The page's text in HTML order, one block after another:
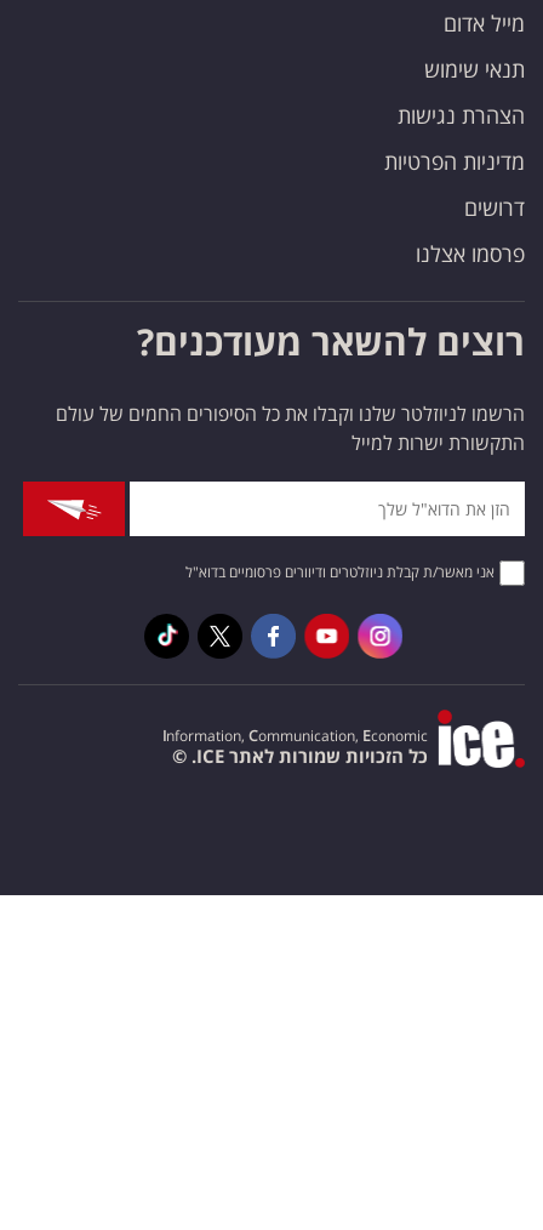
מייל אדום
תנאי שימוש
הצהרת נגישות
מדיניות הפרטיות
דרושים
פרסמו אצלנו
רוצים להשאר מעודכנים?
הרשמו לניוזלטר שלנו וקבלו את כל הסיפורים החמים של עולם
התקשורת ישרות למייל
אני מאשר/ת קבלת ניוזלטרים ודיוורים פרסומיים בדוא"ל
Information, Communication, Economic
כל הזכויות שמורות לאתר ICE. ©